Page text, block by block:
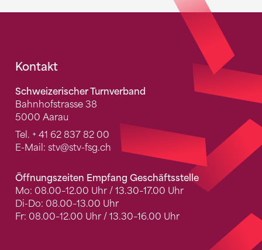
Fusszeile
Kontakt
Schweizerischer Turnverband
Bahnhofstrasse 38
5000 Aarau
Tel. + 41 62 837 82 00
E-Mail: stv@stv-fsg.ch
Öffnungszeiten Empfang Geschäftsstelle
Mo: 08.00–12.00 Uhr / 13.30–17.00 Uhr
Di-Do: 08.00–13.00 Uhr
Fr: 08.00–12.00 Uhr / 13.30–16.00 Uhr